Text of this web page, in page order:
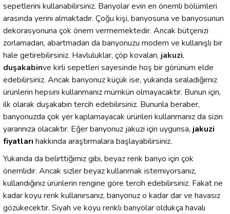
sepetlerini kullanabilirsiniz. Banyolar evin en önemli bölümleri
arasında yerini almaktadır. Çoğu kişi, banyosuna ve banyosunun
dekorasyonuna çok önem vermemektedir. Ancak bütçenizi
zorlamadan, abartmadan da banyonuzu modern ve kullanışlı bir
hale getirebilirsiniz. Havluluklar, çöp kovaları, jakuzi,
duşakabinve kirli sepetleri sayesinde hoş bir görünüm elde
edebilirsiniz. Ancak banyonuz küçük ise, yukarıda sıraladığımız
ürünlerin hepsini kullanmanız mümkün olmayacaktır. Bunun için,
ilk olarak duşakabin tercih edebilirsiniz. Bununla beraber,
banyonuzda çok yer kaplamayacak ürünleri kullanmanız da sizin
yararınıza olacaktır. Eğer banyonuz jakuzi için uygunsa, jakuzi
fiyatları hakkında araştırmalara başlayabilirsiniz.
Yukarıda da belirttiğimiz gibi, beyaz renk banyo için çok
önemlidir. Ancak sizler beyaz kullanmak istemiyorsanız,
kullandığınız ürünlerin rengine göre tercih edebilirsiniz. Fakat ne
kadar koyu renk kullanırsanız, banyonuz o kadar dar ve havasız
gözükecektir. Siyah ve koyu renkli banyolar oldukça havalı